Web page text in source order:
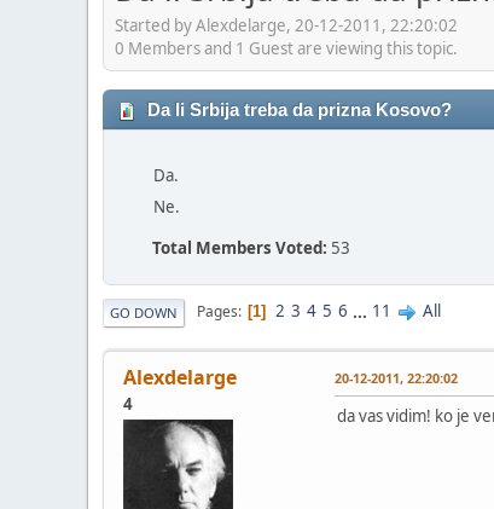
Started by Alexdelarge, 20-12-2011, 22:20:02
0 Members and 1 Guest are viewing this topic.
Da li Srbija treba da prizna Kosovo?
Da.
Ne.
Total Members Voted: 53
GO DOWN Pages 1 2 3 4 5 6 ... 11 All
Alexdelarge
4
20-12-2011, 22:20:02
da vas vidim! ko je